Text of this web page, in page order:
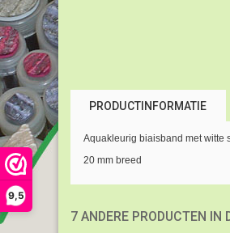
9,5
PRODUCTINFORMATIE
Aquakleurig biaisband met witte
20 mm breed
7 ANDERE PRODUCTEN IN